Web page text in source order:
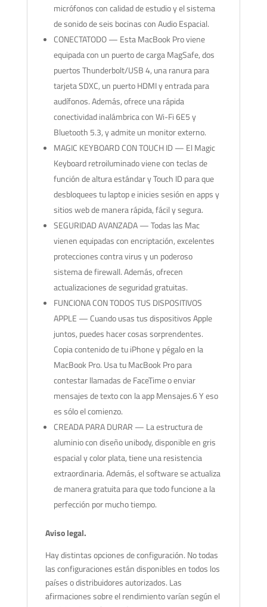
micrófonos con calidad de estudio y el sistema
de sonido de seis bocinas con Audio Espacial.
CONECTATODO — Esta MacBook Pro viene
equipada con un puerto de carga MagSafe, dos
puertos Thunderbolt/USB 4, una ranura para
tarjeta SDXC, un puerto HDMI y entrada para
audífonos. Además, ofrece una rápida
conectividad inalámbrica con Wi-Fi 6E5 y
Bluetooth 5.3, y admite un monitor externo.
MAGIC KEYBOARD CON TOUCH ID — El Magic
Keyboard retroiluminado viene con teclas de
función de altura estándar y Touch ID para que
desbloquees tu laptop e inicies sesión en apps y
sitios web de manera rápida, fácil y segura.
SEGURIDAD AVANZADA — Todas las Mac
vienen equipadas con encriptación, excelentes
protecciones contra virus y un poderoso
sistema de firewall. Además, ofrecen
actualizaciones de seguridad gratuitas.
FUNCIONA CON TODOS TUS DISPOSITIVOS
APPLE — Cuando usas tus dispositivos Apple
juntos, puedes hacer cosas sorprendentes.
Copia contenido de tu iPhone y pégalo en la
MacBook Pro. Usa tu MacBook Pro para
contestar llamadas de FaceTime o enviar
mensajes de texto con la app Mensajes.6 Y eso
es sólo el comienzo.
CREADA PARA DURAR — La estructura de
aluminio con diseño unibody, disponible en gris
espacial y color plata, tiene una resistencia
extraordinaria. Además, el software se actualiza
de manera gratuita para que todo funcione a la
perfección por mucho tiempo.
Aviso legal.
Hay distintas opciones de configuración. No todas
las configuraciones están disponibles en todos los
países o distribuidores autorizados. Las
afirmaciones sobre el rendimiento varían según el